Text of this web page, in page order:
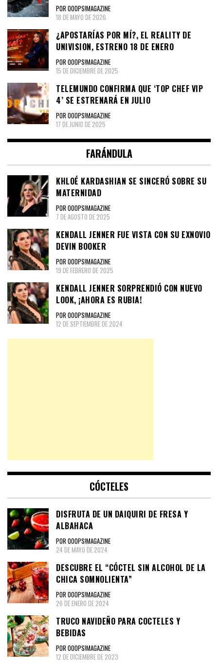
POR OOOPS!MAGAZINE
18 DE MAYO DE 2026
¿APOSTARÍAS POR MÍ?, EL REALITY DE
UNIVISION, ESTRENO 18 DE ENERO
POR OOOPS!MAGAZINE
15 DE DICIEMBRE DE 2025
TELEMUNDO CONFIRMA QUE ‘TOP CHEF VIP
4’ SE ESTRENARÁ EN JULIO
POR OOOPS!MAGAZINE
17 DE JUNIO DE 2025
FARÁNDULA
KHLOÉ KARDASHIAN SE SINCERÓ SOBRE SU
MATERNIDAD
POR OOOPS!MAGAZINE
7 DE AGOSTO DE 2025
KENDALL JENNER FUE VISTA CON SU EXNOVIO
DEVIN BOOKER
POR OOOPS!MAGAZINE
19 DE FEBRERO DE 2025
KENDALL JENNER SORPRENDIÓ CON NUEVO
LOOK, ¡AHORA ES RUBIA!
POR OOOPS!MAGAZINE
12 DE SEPTIEMBRE DE 2024
CÓCTELES
DISFRUTA DE UN DAIQUIRI DE FRESA Y
ALBAHACA
POR OOOPS!MAGAZINE
24 DE MAYO DE 2024
DESCUBRE EL “CÓCTEL SIN ALCOHOL DE LA
CHICA SOMNOLIENTA”
POR OOOPS!MAGAZINE
26 DE ENERO DE 2024
TRUCO NAVIDEÑO PARA COCTELES Y
BEBIDAS
POR OOOPS!MAGAZINE
12 DE DICIEMBRE DE 2023